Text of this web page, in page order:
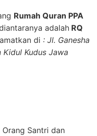
Rumah Quran PPA
adalah RQ
di : Jl. Ganesha
Kudus Jawa
Santri dan